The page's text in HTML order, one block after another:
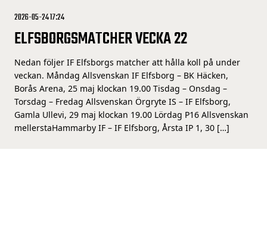
2026-05-24 17:24
ELFSBORGSMATCHER VECKA 22
Nedan följer IF Elfsborgs matcher att hålla koll på under
veckan. Måndag Allsvenskan IF Elfsborg – BK Häcken,
Borås Arena, 25 maj klockan 19.00 Tisdag – Onsdag –
Torsdag – Fredag Allsvenskan Örgryte IS – IF Elfsborg,
Gamla Ullevi, 29 maj klockan 19.00 Lördag P16 Allsvenskan
mellerstaHammarby IF – IF Elfsborg, Årsta IP 1, 30 […]